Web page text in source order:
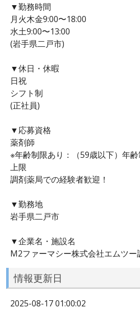
▼勤務時間
月火木金9:00〜18:00
水土9:00〜13:00
(岩手県二戸市)
▼休日・休暇
日祝
シフト制
(正社員)
▼応募資格
薬剤師
※年齢制限あり：（59歳以下）年
上限
調剤薬局での経験者歓迎！
▼勤務地
岩手県二戸市
▼企業名・施設名
M2ファーマシー株式会社エムツー
情報更新日
2025-08-17 01:00:02